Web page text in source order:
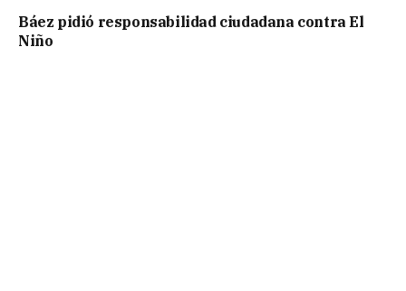
Báez pidió responsabilidad ciudadana contra El
Niño